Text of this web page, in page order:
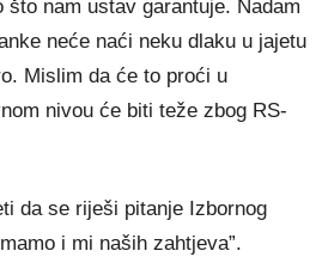
što nam ustav garantuje. Nadam
neće naći neku dlaku u jajetu
Mislim da će to proći u
nivou će biti teže zbog RS-
da se riješi pitanje Izbornog
i mi naših zahtjeva”.